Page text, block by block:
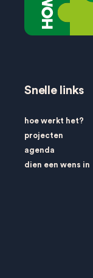
Snelle links
hoe werkt het?
projecten
agenda
dien een wens in